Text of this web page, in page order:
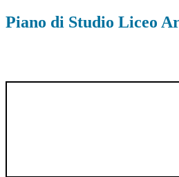
Piano di Studio Liceo